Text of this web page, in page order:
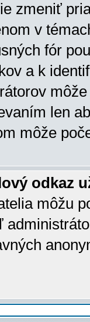
zmeniť
v
fór
a k
len
môže
odkaz
môžu